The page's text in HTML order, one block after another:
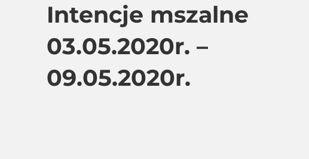
Intencje mszalne
03.05.2020r. –
09.05.2020r.